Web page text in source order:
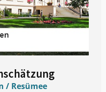
/ Resümee